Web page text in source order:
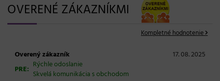
OVERENÉ ZÁKAZNÍKMI
Kompletné hodnotenie
Overený zákazník
17. 08. 2025
PRE: Rýchle odoslanie
Skvelá komunikácia s obchodom